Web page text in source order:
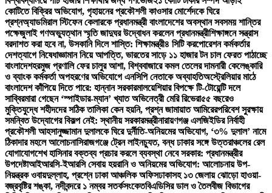
কোটিতে বিক্রির অভিযোগ, গৃহায়নের প্রকৌশলী কাওসার মোর্শেদকে ঘিরে
প্রশ্নঅ্যাডমিরাল স্টিফেন কেলারকে প্রধানমন্ত্রী বাংলাদেশের অবস্থান সবসময় শান্তির
পক্ষেজুলাই গণঅভ্যুত্থান স্মৃতি জাদুঘর উদ্বোধন করলেন প্রধানমন্ত্রীশিক্ষাঙ্গনে সন্ত্রাস
বরদাশত করা হবে না, উসকানি দিলে শাস্তি: শিক্ষামন্ত্রী৪ সিটি করপোরেশন কর্মকর্তার
দেশত্যাগে নিষেধাজ্ঞামান নিয়ে আপত্তি, ভারতের সাড়ে ১১ হাজার টন চাল ফেরত পাঠাচ্ছে
বাংলাদেশহরমুজ প্রণালি ফের চালুর আশা, বিশ্ববাজারে কমল তেলের দামনারী কেলেঙ্কারি
ও ব্যাংক কর্মকর্তা অপহরণের অভিযোগে এনসিপি নেতাকে অব্যাহতিঅস্ট্রেলিয়ার মাঠে
বাংলাদেশ কাঁপিয়ে দিতে পারে: হান্নান সরকারমালয়েশিয়ার বিপক্ষে টি-টোয়েন্টি দলে
সাব্বিরমারা গেছেন ‘স্পাইডার-ম্যান’ খ্যাত অভিনেত্রী মেরি রিভেরা৫৫ বছরেও
মুক্তিযুদ্ধে শহীদদের সঠিক তালিকা কেন হয়নি, প্রশ্ন জামায়াত আমিরেরপরিবেশ সুরক্ষায়
সমন্বিত উদ্যোগের বিকল্প নেই: স্থানীয় সরকারমন্ত্রীনারায়ণগঞ্জ এলজিইডির নির্বাহী
প্রকৌশলী আহসানুজ্জামান দুলালকে ঘিরে দুর্নীতি-অনিয়মের অভিযোগ, ‘৩% দুলাল’ নামে
ঠিকাদার মহলে আলোচনাসিরাজগঞ্জে ট্রেন লাইনচ্যুত, বন্ধ ঢাকার সঙ্গে উত্তরাঞ্চলের রেল
যোগাযোগশেখ হাসিনার বক্তব্য প্রচার করলে ব্যবস্থা নেবে সরকার: প্রধানমন্ত্রীর
উপদেষ্টাআইআরসি-ইআরসি সেবায় হয়রানি ও অনিয়মের অভিযোগ: আলোচনায় উপ-
নিয়ন্ত্রক ওবায়দুল্লাহ, প্রশ্নে ঢাকা আঞ্চলিক অফিসঢাকাসহ ১৩ জেলায় ঝোড়ো হাওয়া-
বজ্রবৃষ্টির শঙ্কা, নদীবন্দরে ১ নম্বর সতর্কসংকেতবিএডিসির ডাল ও তৈলবীজ বিভাগের